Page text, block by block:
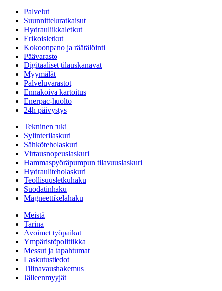
Palvelut
Suunnitteluratkaisut
Hydrauliikkaletkut
Erikoisletkut
Kokoonpano ja räätälöinti
Päävarasto
Digitaaliset tilauskanavat
Myymälät
Palveluvarastot
Ennakoiva kartoitus
Enerpac-huolto
24h päivystys
Tekninen tuki
Sylinterilaskuri
Sähköteholaskuri
Virtausnopeuslaskuri
Hammaspyöräpumpun tilavuuslaskuri
Hydrauliteholaskuri
Teollisuusletkuhaku
Suodatinhaku
Magneettikelahaku
Meistä
Tarina
Avoimet työpaikat
Ympäristöpolitiikka
Messut ja tapahtumat
Laskutustiedot
Tilinavaushakemus
Jälleenmyyjät